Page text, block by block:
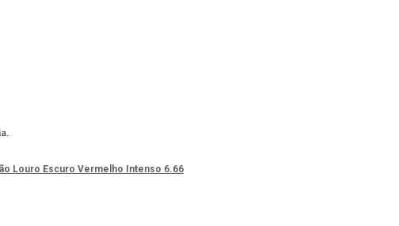
Louro Escuro Vermelho Intenso 6.66